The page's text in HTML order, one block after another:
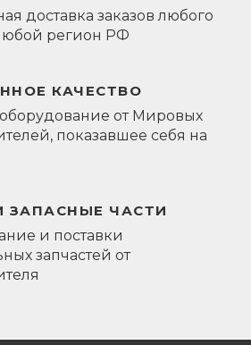
доставка заказов любого
регион РФ
КАЧЕСТВО
от Мировых
показавшее себя на
ЗАПАСНЫЕ ЧАСТИ
и поставки
запчастей от